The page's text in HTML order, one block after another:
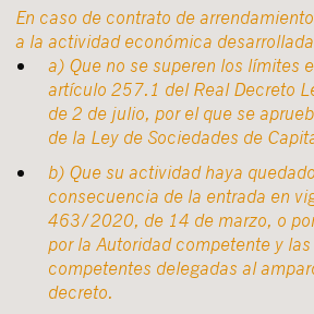
En caso de contrato de
a la actividad económica
a) Que no se superen los límites
artículo 257.1 del Real Decreto
de 2 de julio, por el que se
de la Ley de Sociedades de
b) Que su actividad haya
consecuencia de la entrada en
463/2020, de 14 de marzo, o
por la Autoridad competente y
competentes delegadas al
decreto.